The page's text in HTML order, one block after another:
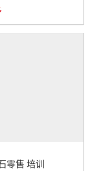
零售 培训